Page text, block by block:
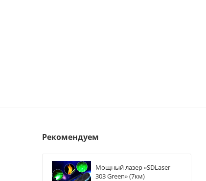
Рекомендуем
Мощный лазер «SDLaser
303 Green» (7км)